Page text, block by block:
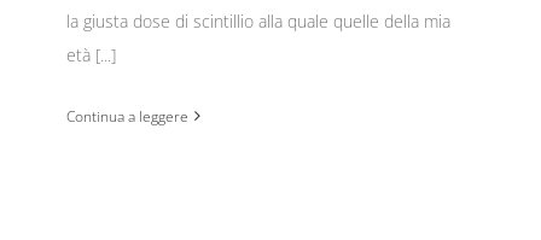
la giusta dose di scintillio alla quale quelle della mia
età [...]
Continua a leggere